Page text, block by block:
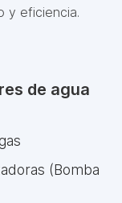
y eficiencia.
de agua
(Bomba